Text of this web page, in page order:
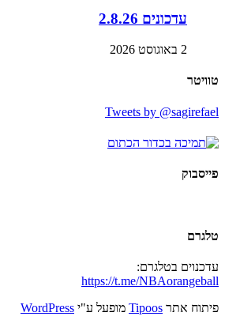
עדכונים 2.8.26
2 באוגוסט 2026
טוויטר
Tweets by @sagirefael
פייסבוק
טלגרם
עדכנוים בטלגרם:
https://t.me/NBAorangeball
פיתוח אתר Tipoos מופעל ע"י WordPress